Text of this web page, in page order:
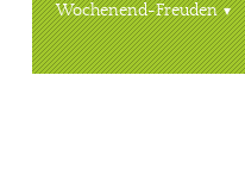
Wochenend-Freuden